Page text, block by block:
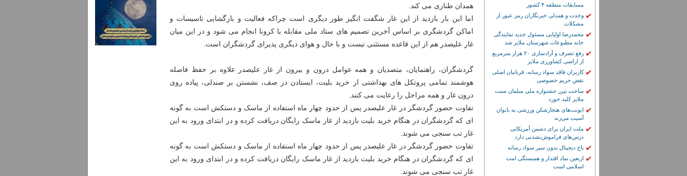
همدان طنازی می کند.
اما این بار بازدید از این غار شگفت انگیز طور دیگری است چراکه فعالیت و بازگشایی تاسیسات و
اماکن گردشگری بر اساس آخرین تصمیم های ستاد ملی مقابله با کرونا انجام می شود و در این میان
غار علیصدر هم از این قاعده مستثنی نیست و با حال و هوای دیگری پذیرای گردشگران است.
گردشگران، راهنمایان، متصدیان و همه عوامل درون و بیرون از غار علیصدر علاوه بر حفظ فاصله
هوشمند تمامی پروتکل های بهداشتی از خرید بلیت، ایستادن در صف، نشستن بر صندلی، پیاده روی
درون غار و همه مراحل را رعایت می کنند.
تفاوت حضور گردشگر در غار علیصدر پس از حدود چهار ماه استفاده از ماسک و دستکش است به گونه
ای که گردشگران در هنگام خرید بلیت بازدید از غار ماسک رایگان دریافت کرده و در ابتدای ورود به این
غار تب سنجی می شوند.
تفاوت حضور گردشگر در غار علیصدر پس از حدود چهار ماه استفاده از ماسک و دستکش است به گونه
ای که گردشگران در هنگام خرید بلیت بازدید از غار ماسک رایگان دریافت کرده و در ابتدای ورود به این
غار تب سنجی می شوند.
مسابقات منطقه ۴ کشور
وحدت و همدلی خبرنگاران رمز عبور از
مشکلات
محمدرضا اولیایی مسئول جدید نمایندگی
خانه مطبوعات شهرستان ملایر شد
رفع تصرف و آزادسازی ۲۰ هزار مترمربع
از اراضی کشاورزی ملایر
کاربران فاقد سواد رسانه، قربانیان اصلی
نقض حریم خصوصی
ساخت تیزر جشنواره ملی مبلمان منبت
ملایر کلید خورد
ایونت‌های هنجارشکن ورزشی به بانوان
آسیب می‌زند
ملت ایران برای دشمن آمریکایی
درس‌های فراموش‌نشدنی دارد
باج دیجیتال بدون سپر سواد رسانه
اربعین نماد اقتدار و همبستگی امت
اسلامی است